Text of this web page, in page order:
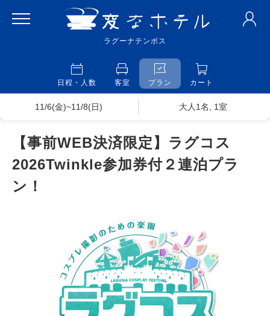
ラグーナテンボス
日程・人数 客室 プラン カート
11/6(金)~11/8(日) 大人1名, 1室
【事前WEB決済限定】ラグコス
2026Twinkle参加券付２連泊プラ
ン！